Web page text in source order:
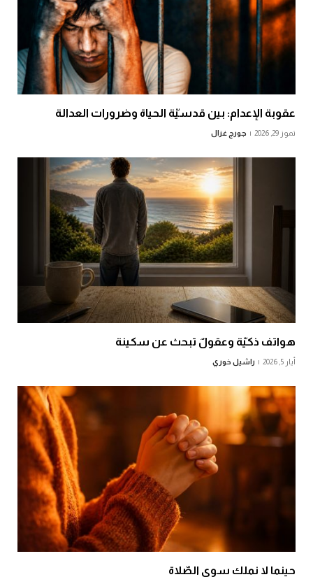
عقوبة الإعدام: بين قدسيّة الحياة وضرورات العدالة
تموز 29, 2026 جورج غزال
هواتف ذكيّة وعقولٌ تبحث عن سكينة
أيار 5, 2026 راشيل خوري
حينما لا نملك سوى الصّلاة